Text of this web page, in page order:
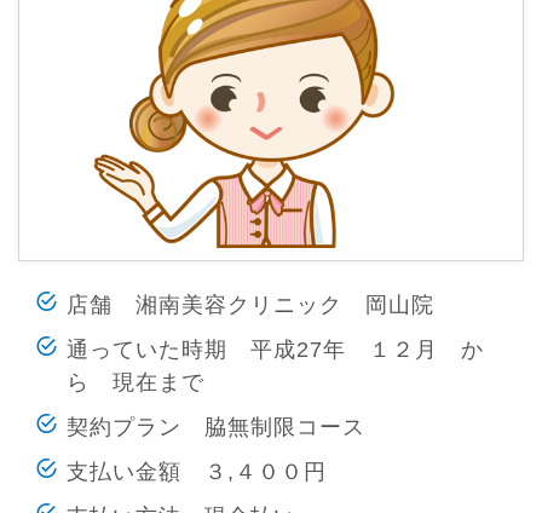
店舗 湘南美容クリニック 岡山院
通っていた時期 平成27年 １２月 か
ら 現在まで
契約プラン 脇無制限コース
支払い金額 ３,４００円